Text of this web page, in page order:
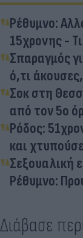
Ρέθυμνο:
15χρονης -
Σπαραγμός
ό,τι
Σοκ στη
από τον 5ο
Ρόδος:
και
Σεξουαλική
Ρέθυμνο:
Διάβασε